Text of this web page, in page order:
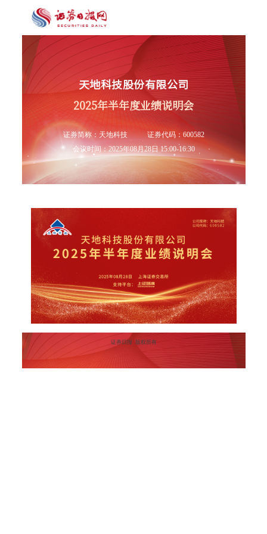
天地科技股份有限公司
2025年半年度业绩说明会
证券简称：天地科技
证券代码：600582
会议时间：2025年08月28日 15:00-16:30
证券日报 版权所有